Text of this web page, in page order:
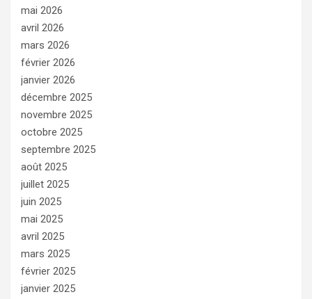
mai 2026
avril 2026
mars 2026
février 2026
janvier 2026
décembre 2025
novembre 2025
octobre 2025
septembre 2025
août 2025
juillet 2025
juin 2025
mai 2025
avril 2025
mars 2025
février 2025
janvier 2025